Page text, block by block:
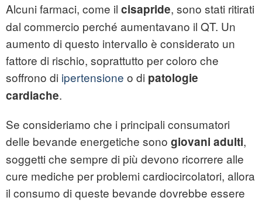
Alcuni farmaci, come il cisapride, sono stati ritirati
dal commercio perché aumentavano il QT. Un
aumento di questo intervallo è considerato un
fattore di rischio, soprattutto per coloro che
soffrono di ipertensione o di patologie
cardiache.
Se consideriamo che i principali consumatori
delle bevande energetiche sono giovani adulti,
soggetti che sempre di più devono ricorrere alle
cure mediche per problemi cardiocircolatori, allora
il consumo di queste bevande dovrebbe essere